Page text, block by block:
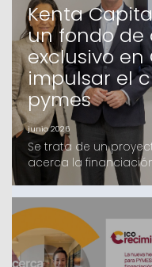
Kenta
un fondo de
exclusivo
impulsar el
pymes
junio 2026
Se trata de un
acerca la
catalanas, en el que
trabajando varios
de un grupo de
como Institucionales,
fondo, que ofrecerá
d